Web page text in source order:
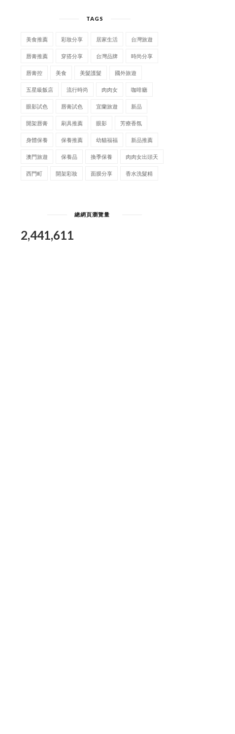
TAGS
美食推薦 彩妝分享 居家生活 台灣旅遊
唇膏推薦 穿搭分享 台灣品牌 時尚分享
唇膏控 美食 美髮護髮 國外旅遊
五星級飯店 流行時尚 肉肉女 咖啡廳
眼影試色 唇膏試色 宜蘭旅遊 新品
開架唇膏 刷具推薦 眼影 芳療香氛
身體保養 保養推薦 幼貓福福 新品推薦
澳門旅遊 保養品 換季保養 肉肉女出頭天
西門町 開架彩妝 面膜分享 香水洗髮精
總網頁瀏覽量
2,441,611